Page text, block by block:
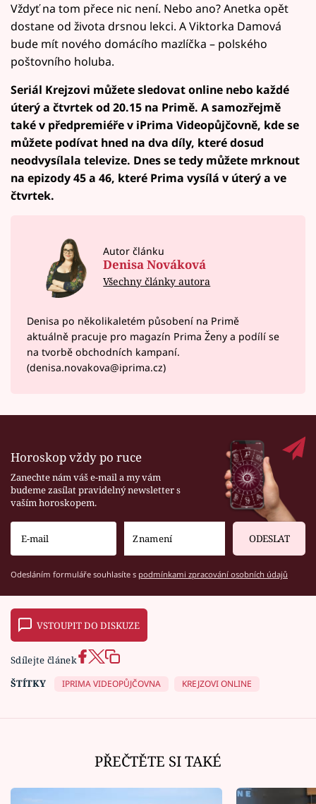
Vždyť na tom přece nic není. Nebo ano? Anetka opět
dostane od života drsnou lekci. A Viktorka Damová
bude mít nového domácího mazlíčka – polského
poštovního holuba.
Seriál Krejzovi můžete sledovat online nebo každé
úterý a čtvrtek od 20.15 na Primě. A samozřejmě
také v předpremiéře v iPrima Videopůjčovně, kde se
můžete podívat hned na dva díly, které dosud
neodvysílala televize. Dnes se tedy můžete mrknout
na epizody 45 a 46, které Prima vysílá v úterý a ve
čtvrtek.
Autor článku
Denisa Nováková
Všechny články autora
Denisa po několikaletém působení na Primě
aktuálně pracuje pro magazín Prima Ženy a podílí se
na tvorbě obchodních kampaní.
(denisa.novakova@iprima.cz)
Horoskop vždy po ruce
Zanechte nám váš e-mail a my vám
budeme zasílat pravidelný newsletter s
vaším horoskopem.
ODESLAT
Odesláním formuláře souhlasíte s podmínkami zpracování osobních údajů
VSTOUPIT DO DISKUZE
Sdílejte článek
ŠTÍTKY
IPRIMA VIDEOPŮJČOVNA KREJZOVI ONLINE
PŘEČTĚTE SI TAKÉ